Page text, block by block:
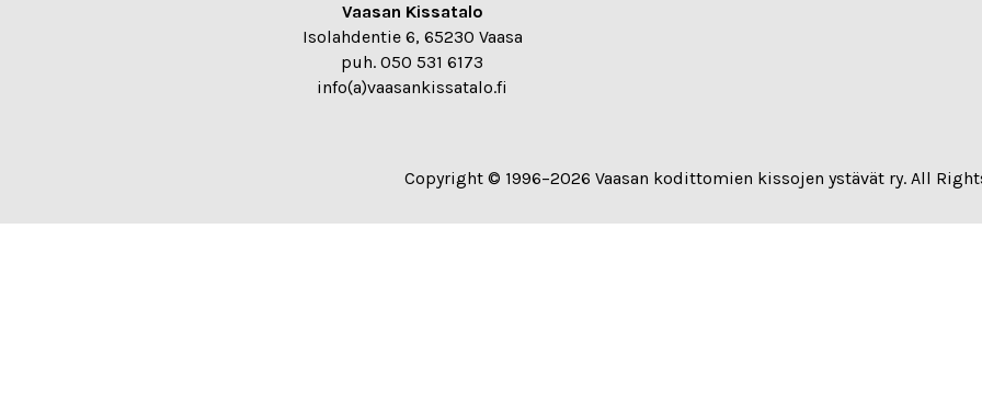
Vaasan Kissatalo
Isolahdentie 6, 65230 Vaasa
puh. 050 531 6173
info(a)vaasankissatalo.fi
Copyright © 1996–2026 Vaasan kodittomien kissojen ystävät ry. All